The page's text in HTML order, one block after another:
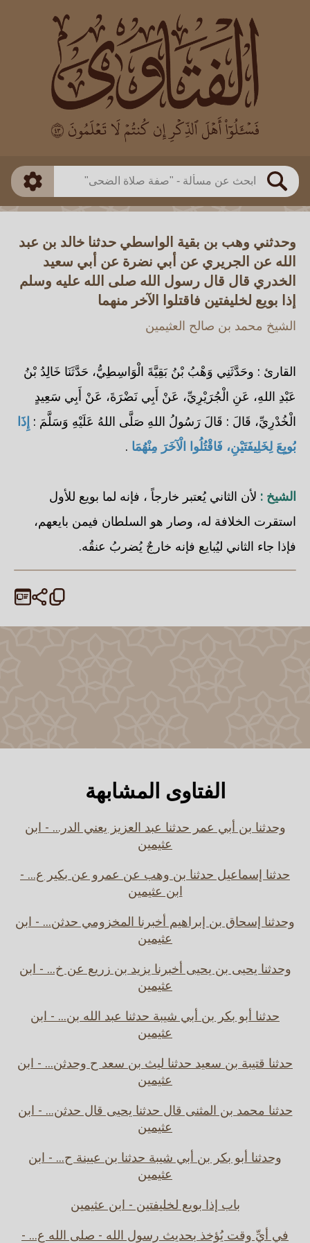
بحث
العالم
بن باز
بن العثيمين
اللجنة الدائمة
طريقة البحث
ذكي
وحدثني وهب بن بقية الواسطي حدثنا خالد بن عبد
الله عن الجريري عن أبي نضرة عن أبي سعيد
الخدري قال قال رسول الله صلى الله عليه وسلم
إذا بويع لخليفتين فاقتلوا الآخر منهما
الشيخ محمد بن صالح العثيمين
القارئ : وحَدَّثَنِي وَهْبُ بْنُ بَقِيَّةَ الْوَاسِطِيُّ، حَدَّثَنَا خَالِدُ بْنُ
عَبْدِ اللهِ، عَنِ الْجُرَيْرِيِّ، عَنْ أَبِي نَضْرَةَ، عَنْ أَبِي سَعِيدٍ
الْخُدْرِيِّ، قَالَ : قَالَ رَسُولُ اللهِ صَلَّى اللهُ عَلَيْهِ وَسَلَّمَ : إِذَا
بُويِعَ لِخَلِيفَتَيْنِ، فَاقْتُلُوا الْآخَرَ مِنْهُمَا .
الشيخ : لأن الثاني يُعتبر خارجاً ، فإنه لما بويع للأول
استقرت الخلافة له، وصار هو السلطان فيمن بايعهم،
فإذا جاء الثاني ليُبايع فإنه خارجٌ يُضربُ عنقُه.
الفتاوى المشابهة
وحدثنا بن أبي عمر حدثنا عبد العزيز يعني الدر... - ابن
عثيمين
حدثنا إسماعيل حدثنا بن وهب عن عمرو عن بكير ع... -
ابن عثيمين
وحدثنا إسحاق بن إبراهيم أخبرنا المخزومي حدثن... - ابن
عثيمين
وحدثنا يحيى بن يحيى أخبرنا يزيد بن زريع عن خ... - ابن
عثيمين
حدثنا أبو بكر بن أبي شيبة حدثنا عبد الله بن... - ابن
عثيمين
حدثنا قتيبة بن سعيد حدثنا ليث بن سعد ح وحدثن... - ابن
عثيمين
حدثنا محمد بن المثنى قال حدثنا يحيى قال حدثن... - ابن
عثيمين
وحدثنا أبو بكر بن أبي شيبة حدثنا بن عيينة ح... - ابن
عثيمين
باب إذا بويع لخليفتين - ابن عثيمين
في أيِّ وقت يُؤخذ بحديث رسول الله - صلى الله ع... -